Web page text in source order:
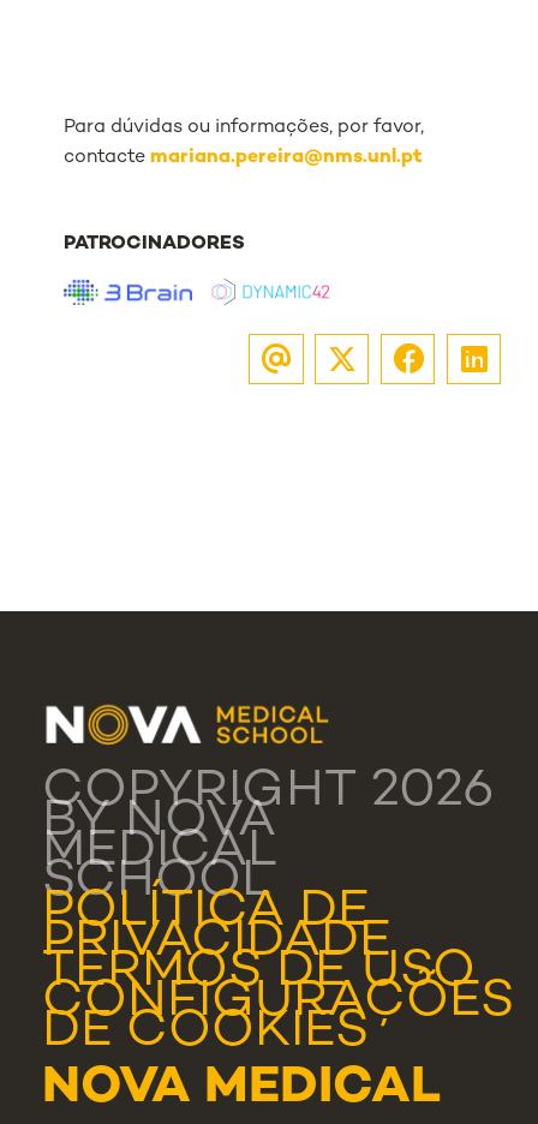
Para dúvidas ou informações, por favor,
contactemariana.pereira@nms.unl.pt
PATROCINADORES
COPYRIGHT 2026
BY NOVA
MEDICAL
SCHOOL
POLÍTICA DE
PRIVACIDADE
TERMOS DE USO
CONFIGURAÇÕES
DE COOKIES
NOVA MEDICAL